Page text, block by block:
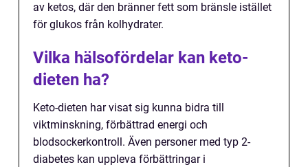
av ketos, där den bränner fett som bränsle istället
för glukos från kolhydrater.
Vilka hälsofördelar kan keto-
dieten ha?
Keto-dieten har visat sig kunna bidra till
viktminskning, förbättrad energi och
blodsockerkontroll. Även personer med typ 2-
diabetes kan uppleva förbättringar i